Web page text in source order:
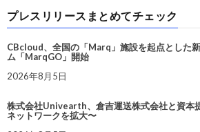
プレスリリースまとめてチェック
CBcloud、全国の「Marq」施設を起点とした
ム「MarqGO」開始
2026年8月5日
株式会社Univearth、倉吉運送株式会社と資本
ネットワークを拡大〜